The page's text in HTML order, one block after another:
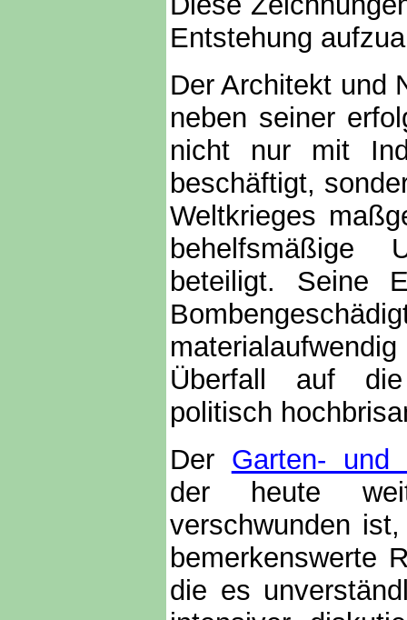
Entstehung
Der Architekt und
neben seiner
nicht nur mit
beschäftigt,
Weltkrieges
behelfsmäßige
beteiligt. Seine
Überfall auf die
politisch
Der Garten- und
der heute
verschwunden
bemerkenswerte
die es